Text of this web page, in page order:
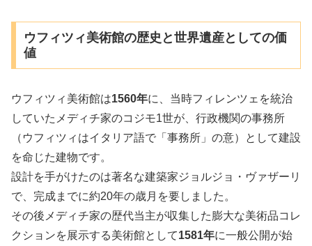
ウフィツィ美術館の歴史と世界遺産としての価
値
ウフィツィ美術館は1560年に、当時フィレンツェを統治
していたメディチ家のコジモ1世が、行政機関の事務所
（ウフィツィはイタリア語で「事務所」の意）として建設
を命じた建物です。
設計を手がけたのは著名な建築家ジョルジョ・ヴァザーリ
で、完成までに約20年の歳月を要しました。
その後メディチ家の歴代当主が収集した膨大な美術品コレ
クションを展示する美術館として1581年に一般公開が始